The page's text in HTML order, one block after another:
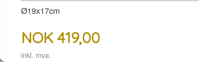
Ø19x17cm
NOK 419,00
inkl. mva.